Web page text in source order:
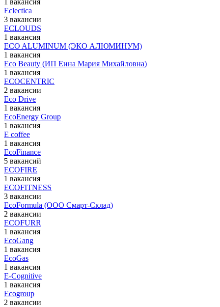
1 вакансия
Eclectica
3 вакансии
ECLOUDS
1 вакансия
ECO ALUMINUM (ЭКО АЛЮМИНУМ)
1 вакансия
Eco Beauty (ИП Еина Мария Михайловна)
1 вакансия
ECOCENTRIC
2 вакансии
Eco Drive
1 вакансия
EcoEnergy Group
1 вакансия
E coffee
1 вакансия
EcoFinance
5 вакансий
ECOFIRE
1 вакансия
ECOFITNESS
3 вакансии
EcoFormula (ООО Смарт-Склад)
2 вакансии
ECOFURR
1 вакансия
EcoGang
1 вакансия
EcoGas
1 вакансия
E-Cognitive
1 вакансия
Ecogroup
2 вакансии